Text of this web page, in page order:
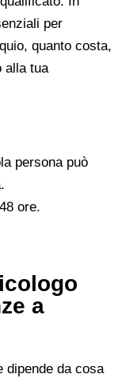
per
quanto costa,
alla tua
persona può
ore.
a
dipende da cosa